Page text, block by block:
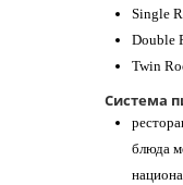
Single
Double
Twin
Система
блюда